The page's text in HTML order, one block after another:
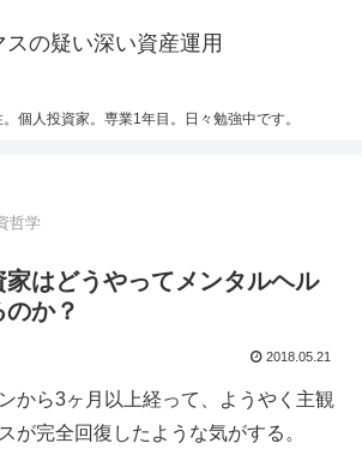
スの疑い深い資産運用
個人投資家。専業1年目。日々勉強中です。
哲学
はどうやってメンタルヘル
か？
2018.05.21
から3ヶ月以上経って、ようやく主観
が完全回復したような気がする。